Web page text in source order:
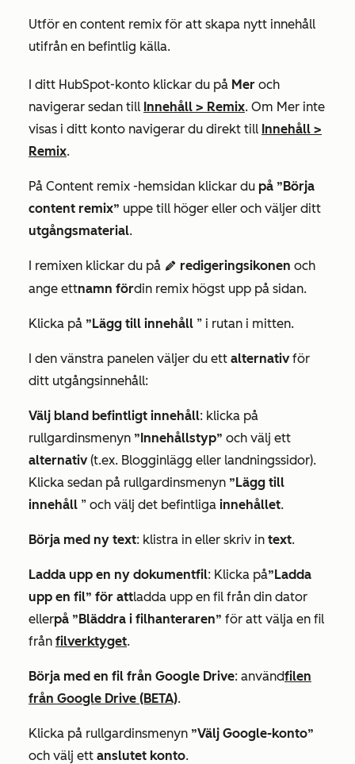
Utför en content remix för att skapa nytt innehåll
utifrån en befintlig källa.
I ditt HubSpot-konto klickar du på Mer och
navigerar sedan till Innehåll > Remix. Om Mer inte
visas i ditt konto navigerar du direkt till Innehåll >
Remix.
På Content remix -hemsidan klickar du på ”Börja
content remix” uppe till höger eller och väljer ditt
utgångsmaterial.
I remixen klickar du på edit redigeringsikonen och
ange ettnamn fördin remix högst upp på sidan.
Klicka på ”Lägg till innehåll ” i rutan i mitten.
I den vänstra panelen väljer du ett alternativför
ditt utgångsinnehåll:
Välj bland befintligt innehåll: klicka på
rullgardinsmenyn ”Innehållstyp” och välj ett
alternativ(t.ex. Blogginlägg eller landningssidor).
Klicka sedan på rullgardinsmenyn ”Lägg till
innehåll ” och välj det befintliga innehållet.
Börja med ny text: klistra in eller skriv in text.
Ladda upp en ny dokumentfil: Klicka på”Ladda
upp en fil” för attladda upp en fil från din dator
ellerpå ”Bläddra i filhanteraren” för att välja en fil
från filverktyget.
Börja med en fil från Google Drive: användfilen
från Google Drive (BETA).
Klicka på rullgardinsmenyn ”Välj Google-konto”
och välj ett anslutet konto.